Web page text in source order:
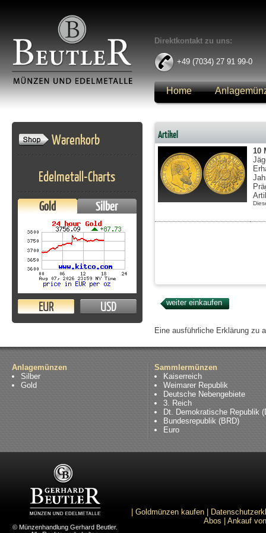
Direktkontakt zu uns:
+49 (7034) 27 91 99-0
Home
Warenkorb
Edelmetall-Charts
Gold Silber
EUR USD
Artikel
10
Eine ausführliche Erklärung zu
Anlagemünzen
Silber
Gold
Sammlermünzen
Kaiserreich
Weimarer Republik
Deutsche Nebengebiete
3. Reich
Dt. Demokratische Republik
Bundesrepublik (BRD)
Euro
© Münzenhandlung Gerhard Beutler.
Goldmünzen kaufen
Abos
Ankauf